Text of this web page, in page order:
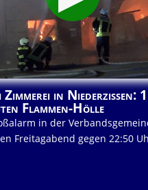
in Niederzissen:
Flammen-Hölle
in der
Freitagabend gegen 22:50